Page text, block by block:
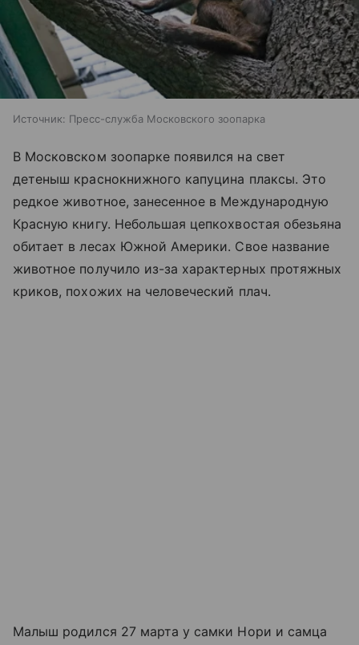
Источник: Пресс-служба Московского зоопарка
В Московском зоопарке появился на свет
детеныш краснокнижного капуцина плаксы. Это
редкое животное, занесенное в Международную
Красную книгу. Небольшая цепкохвостая обезьяна
обитает в лесах Южной Америки. Свое название
животное получило из-за характерных протяжных
криков, похожих на человеческий плач.
Малыш родился 27 марта у самки Нори и самца